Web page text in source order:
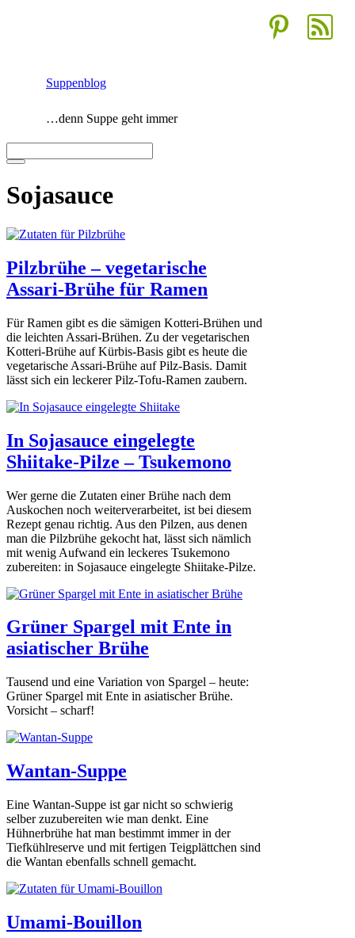
Suppenblog
…denn Suppe geht immer
Menü
Sojasauce
Pilzbrühe – vegetarische
Assari-Brühe für Ramen
Für Ramen gibt es die sämigen Kotteri-Brühen und
die leichten Assari-Brühen. Zu der vegetarischen
Kotteri-Brühe auf Kürbis-Basis gibt es heute die
vegetarische Assari-Brühe auf Pilz-Basis. Damit
lässt sich ein leckerer Pilz-Tofu-Ramen zaubern.
In Sojasauce eingelegte
Shiitake-Pilze – Tsukemono
Wer gerne die Zutaten einer Brühe nach dem
Auskochen noch weiterverarbeitet, ist bei diesem
Rezept genau richtig. Aus den Pilzen, aus denen
man die Pilzbrühe gekocht hat, lässt sich nämlich
mit wenig Aufwand ein leckeres Tsukemono
zubereiten: in Sojasauce eingelegte Shiitake-Pilze.
Grüner Spargel mit Ente in
asiatischer Brühe
Tausend und eine Variation von Spargel – heute:
Grüner Spargel mit Ente in asiatischer Brühe.
Vorsicht – scharf!
Wantan-Suppe
Eine Wantan-Suppe ist gar nicht so schwierig
selber zuzubereiten wie man denkt. Eine
Hühnerbrühe hat man bestimmt immer in der
Tiefkühlreserve und mit fertigen Teigplättchen sind
die Wantan ebenfalls schnell gemacht.
Umami-Bouillon